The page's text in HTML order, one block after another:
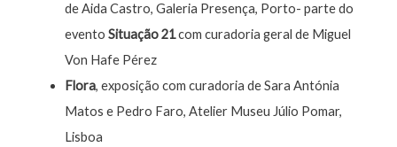
de Aida Castro, Galeria Presença, Porto- parte do
eventoSituação 21com curadoria geral de Miguel
Von Hafe Pérez
Flora, exposição com curadoria de Sara Antónia
Matos e Pedro Faro, Atelier Museu Júlio Pomar,
Lisboa